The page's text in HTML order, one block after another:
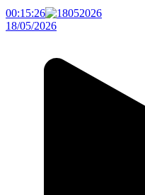
00:15:26
18/05/2026